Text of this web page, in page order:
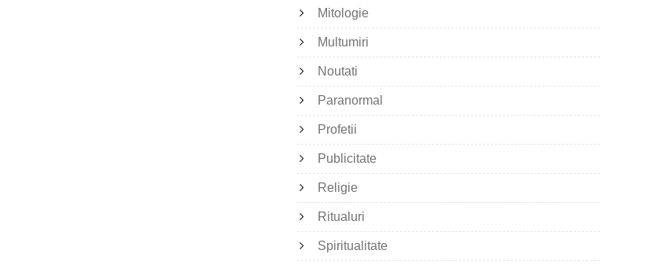
Mitologie
Multumiri
Noutati
Paranormal
Profetii
Publicitate
Religie
Ritualuri
Spiritualitate